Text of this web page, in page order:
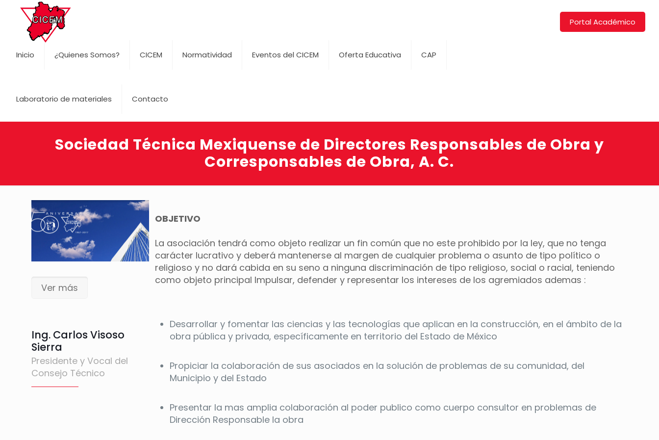
Inicio ¿Quienes Somos? CICEM Normatividad Eventos del CICEM Oferta Educativa CAP
Laboratorio de materiales Contacto
Portal Académico
Sociedad Técnica Mexiquense de Directores Responsables de Obra y
Corresponsables de Obra, A. C.
Ver más
Ing. Carlos Visoso
Sierra
Presidente y Vocal del
Consejo Técnico
OBJETIVO
La asociación tendrá como objeto realizar un fin común que no este prohibido por la ley, que no tenga
carácter lucrativo y deberá mantenerse al margen de cualquier problema o asunto de tipo político o
religioso y no dará cabida en su seno a ninguna discriminación de tipo religioso, social o racial, teniendo
como objeto principal Impulsar, defender y representar los intereses de los agremiados ademas :
Desarrollar y fomentar las ciencias y las tecnologías que aplican en la construcción, en el ámbito de la
obra pública y privada, específicamente en territorio del Estado de México
Propiciar la colaboración de sus asociados en la solución de problemas de su comunidad, del
Municipio y del Estado
Presentar la mas amplia colaboración al poder publico como cuerpo consultor en problemas de
Dirección Responsable la obra